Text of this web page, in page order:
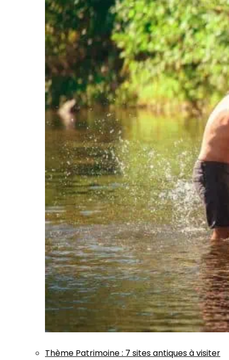
Thème Patrimoine: 7 sites antiques à visiter